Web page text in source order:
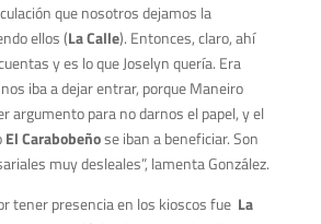
que nosotros dejamos la
ellos (La Calle). Entonces, claro, ahí
y es lo que Joselyn quería. Era
iba a dejar entrar, porque Maneiro
argumento para no darnos el papel, y el
El Carabobeñose iban a beneficiar. Son
muy desleales”, lamenta González.
tener presencia en los kioscos fue La